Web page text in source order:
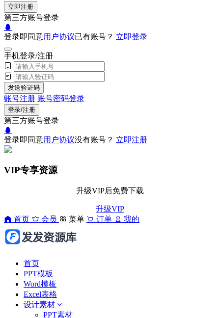
立即注册
第三方账号登录
登录即同意用户协议已有账号？ 立即登录
手机登录/注册
发送验证码
账号注册 账号密码登录
登录/注册
第三方账号登录
登录即同意用户协议没有账号？ 立即注册
VIP专享资源
升级VIP后免费下载
升级VIP
首页
会员 菜单 订单 我的
首页
PPT模板
Word模板
Excel表格
设计素材
PPT素材